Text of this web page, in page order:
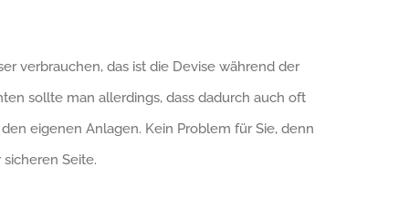
verbrauchen, das ist die Devise während der
sollte man allerdings, dass dadurch auch oft
eigenen Anlagen. Kein Problem für Sie, denn
Seite.